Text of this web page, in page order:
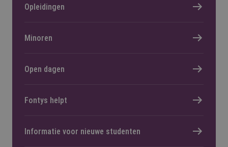
Opleidingen
Minoren
Open dagen
Fontys helpt
Informatie voor nieuwe studenten